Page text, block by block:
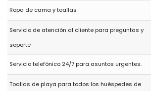
Ropa de cama y toallas
Servicio de atención al cliente para preguntas y
soporte
Servicio telefónico 24/7 para asuntos urgentes.
Toallas de playa para todos los huéspedes de